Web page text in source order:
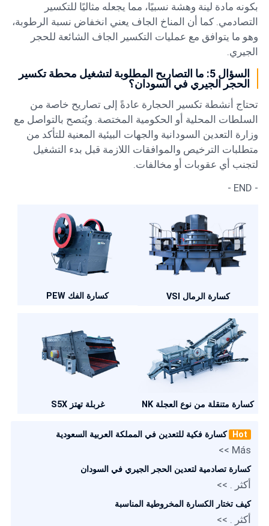
بكونه مادة لينة وهشة نسبيًا، مما يجعله مثاليًا للتكسير
التصادمي. كما أن المناخ الجاف يعني انخفاض نسبة الرطوبة،
وهو ما يتوافق مع عمليات التكسير الجاف الشائعة للحجر
الجيري.
السؤال 5: ما التصاريح المطلوبة لتشغيل محطة تكسير
الحجر الجيري في السودان؟
تحتاج أنشطة تكسير الحجارة عادةً إلى تصاريح خاصة من
السلطات المحلية أو الحكومية المختصة. ويُنصح بالتواصل مع
وزارة التعدين السودانية والجهات البيئية المعنية للتأكد من
متطلبات الترخيص والموافقات اللازمة قبل بدء التشغيل
لتجنب أي عقوبات أو مخالفات.
- END -
كسارة الفك PEW كسارة الرمال VSI
غربلة تهتز S5X كسارة متنقلة من نوع العجلة NK
Hot كسارة فكية للتعدين في المملكة العربية السعودية
Más >>
كسارة تصادمية لتعدين الحجر الجيري في السودان
أكثر . >>
كيف تختار الكسارة المخروطية المناسبة
أكثر . >>